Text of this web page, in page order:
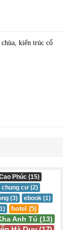
kiến trúc cổ
Phúc (15)
chung cư (2)
(3) ebook (1)
hotel (5)
Anh Tú (13)